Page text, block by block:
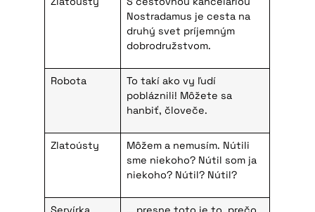
Nostradamus je cesta na
druhý svet príjemným
dobrodružstvom.
Robota
To takí ako vy ľudí
pobláznili! Môžete sa
hanbiť, človeče.
Zlatoústy
Môžem a nemusím. Nútili
sme niekoho? Nútil som ja
niekoho? Nútil? Nútil?